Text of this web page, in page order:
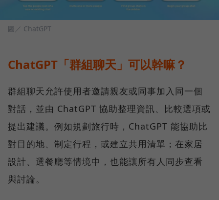
圖／ ChatGPT
ChatGPT「群組聊天」可以幹嘛？
群組聊天允許使用者邀請親友或同事加入同一個
對話，並由 ChatGPT 協助整理資訊、比較選項或
提出建議。例如規劃旅行時，ChatGPT 能協助比
對目的地、制定行程，或建立共用清單；在家居
設計、選餐廳等情境中，也能讓所有人同步查看
與討論。